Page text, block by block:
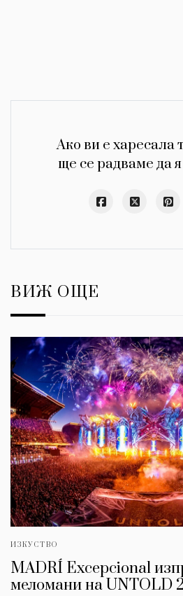
Ако ви е харесала
ще се радваме да я
ВИЖ ОЩЕ
ИЗКУСТВО
MADRÍ Excepcional
меломани на UNTOLD